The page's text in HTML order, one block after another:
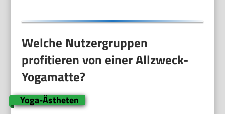
Welche Nutzergruppen
profitieren von einer Allzweck-
Yogamatte?
Yoga-Ästheten